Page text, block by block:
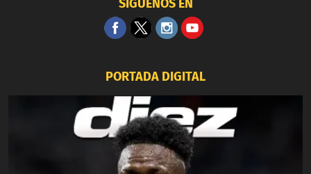
SÍGUENOS EN
PORTADA DIGITAL